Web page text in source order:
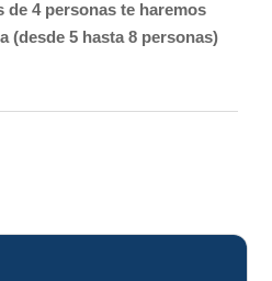
de 4 personas te haremos
(desde 5 hasta 8 personas)